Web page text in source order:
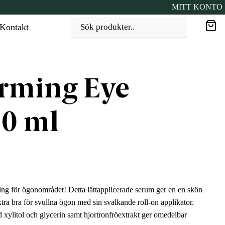
MITT KONTO
Kontakt Sök produkter..
Eye
ml
för ögonområdet! Detta lättapplicerade serum ger en en skön
bra för svullna ögon med sin svalkande roll-on applikator.
och glycerin samt hjortronfröextrakt ger omedelbar